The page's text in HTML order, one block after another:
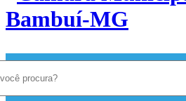
Câmara Municipal